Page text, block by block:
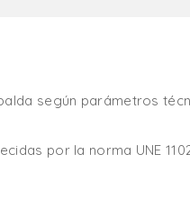
según parámetros
por la norma UNE